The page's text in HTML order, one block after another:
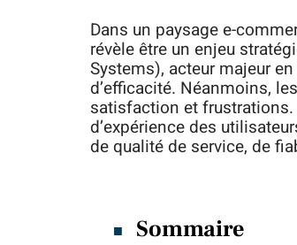
Dans un paysage e-
révèle être un enjeu
Systems), acteur majeur
d’efficacité. Néanmoins,
satisfaction et
d’expérience des
de qualité de service, de
Sommaire